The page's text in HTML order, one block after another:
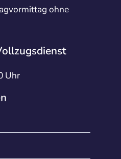
ohne
Uhr